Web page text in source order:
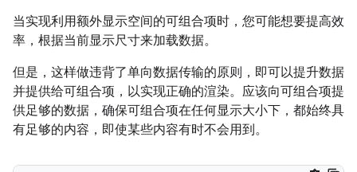
当实现利用额外显示空间的可组合项时，您可能想要提高效
率，根据当前显示尺寸来加载数据。
但是，这样做违背了单向数据传输的原则，即可以提升数据
并提供给可组合项，以实现正确的渲染。应该向可组合项提
供足够的数据，确保可组合项在任何显示大小下，都始终具
有足够的内容，即使某些内容有时不会用到。